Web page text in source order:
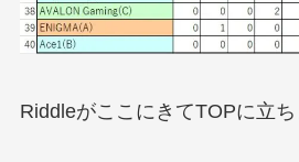
RiddleがここにきてTOPに立ち